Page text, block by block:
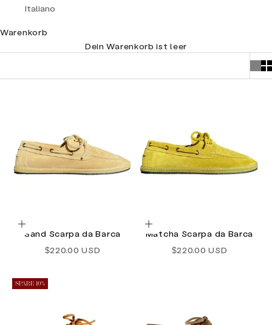
Italiano
Warenkorb
Dein Warenkorb ist leer
Optionen auswählen
Sand Scarpa da Barca
Angebot
$220.00 USD
Optionen auswählen
Matcha Scarpa da Barca
Angebot
$220.00 USD
SPARE 10%